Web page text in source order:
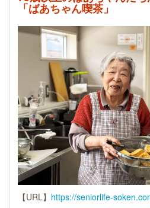
「ばあちゃん喫茶」
【URL】 https://seniorlife-